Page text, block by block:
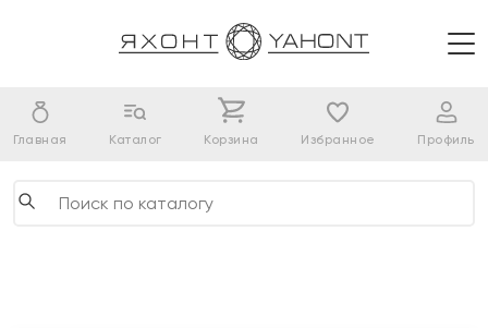
Главная Каталог Корзина Избранное Профиль